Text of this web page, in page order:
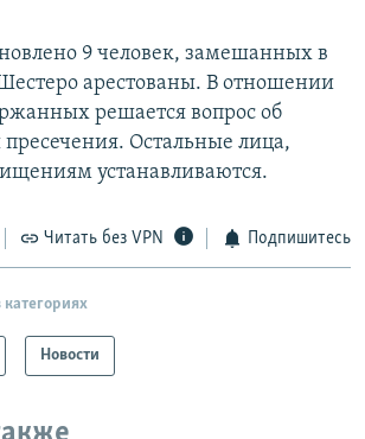
9 человек, замешанных в
арестованы. В отношении
решается вопрос об
Остальные лица,
устанавливаются.
Читать без VPN Подпишитесь
категориях
Новости